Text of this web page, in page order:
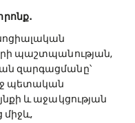
պաշտպանության,
զարգացմանը՝
պետական
և աջակցության
միջև,